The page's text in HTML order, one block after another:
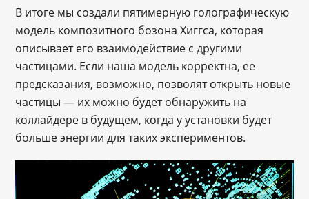
В итоге мы создали пятимерную голографическую
модель композитного бозона Хиггса, которая
описывает его взаимодействие с другими
частицами. Если наша модель корректна, ее
предсказания, возможно, позволят открыть новые
частицы — их можно будет обнаружить на
коллайдере в будущем, когда у установки будет
больше энергии для таких экспериментов.